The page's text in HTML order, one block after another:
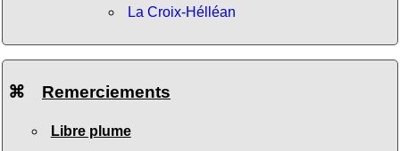
La Croix-Hélléan
⌘ Remerciements
Libre plume